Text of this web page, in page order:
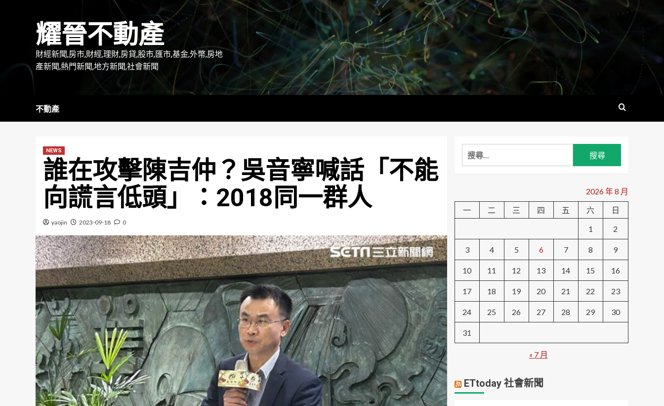
耀晉不動產
財經新聞,房市,財經,理財,房貸,股市,匯市,基金,外幣,房地
產新聞,熱門新聞,地方新聞,社會新聞
不動產
NEWS
誰在攻擊陳吉仲？吳音寧喊話「不能
向謊言低頭」：2018同一群人
yaojin 2023-09-18 0
搜
尋
字:
2026 年 8 月
一
二 三 四 五 六
日
1
2
3 4 5 6 7 8 9
10 11 12 13 14 15 16
17 18 19 20 21 22 23
24 25 26 27 28 29 30
31
« 7 月
ETtoday 社會新聞